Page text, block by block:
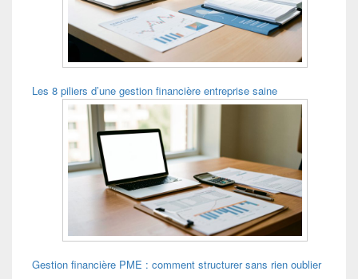
Les 8 piliers d’une gestion financière entreprise saine
Gestion financière PME : comment structurer sans rien oublier